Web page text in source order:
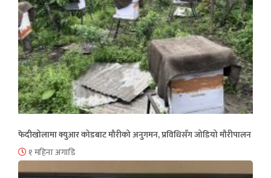
फेदीखोलामा क्युआर कोडबाट मौरीको अनुगमन, प्रविधिसँग जोडियो मौरीपालन
१ महिना अगाडि